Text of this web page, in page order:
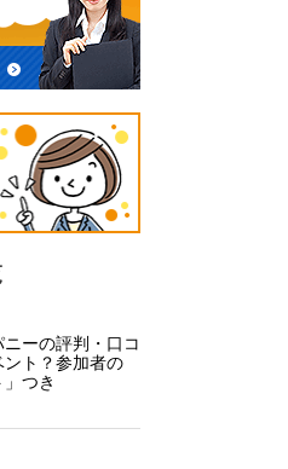
ニーの評判・口コ
ント？参加者の
」つき